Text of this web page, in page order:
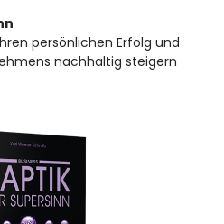
persönlichen Erfolg und
nachhaltig steigern